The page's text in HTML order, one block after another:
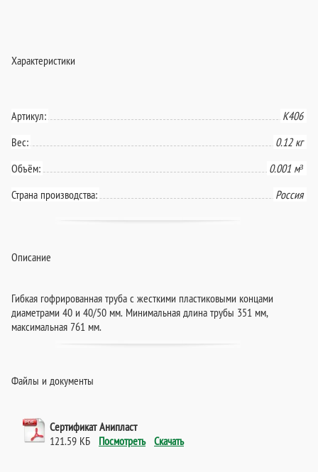
Характеристики
Артикул:
K406
Вес:
0.12 кг
Объём:
0.001 м³
Страна производства:
Россия
Описание
Гибкая гофрированная труба с жесткими пластиковыми концами
диаметрами 40 и 40/50 мм. Минимальная длина трубы 351 мм,
максимальная 761 мм.
Файлы и документы
Сертификат Анипласт
121.59 КБ Посмотреть Скачать